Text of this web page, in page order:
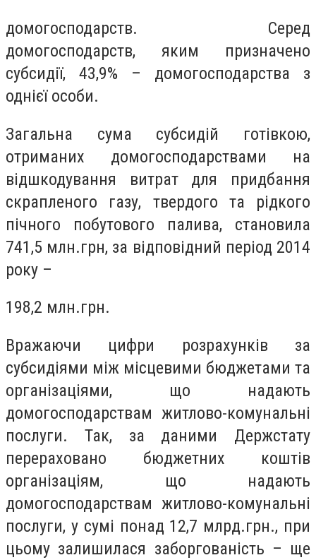
домогосподарств. Серед
домогосподарств, яким призначено
субсидії, 43,9% – домогосподарства з
однієї особи.
Загальна сума субсидій готівкою,
отриманих домогосподарствами на
відшкодування витрат для придбання
скрапленого газу, твердого та рідкого
пічного побутового палива, становила
741,5 млн.грн, за відповідний період 2014
року –
198,2 млн.грн.
Вражаючи цифри розрахунків за
субсидіями між місцевими бюджетами та
організаціями, що надають
домогосподарствам житлово-комунальні
послуги. Так, за даними Держстату
перераховано бюджетних коштів
організаціям, що надають
домогосподарствам житлово-комунальні
послуги, у сумі понад 12,7 млрд.грн., при
цьому залишилася заборгованість – ще